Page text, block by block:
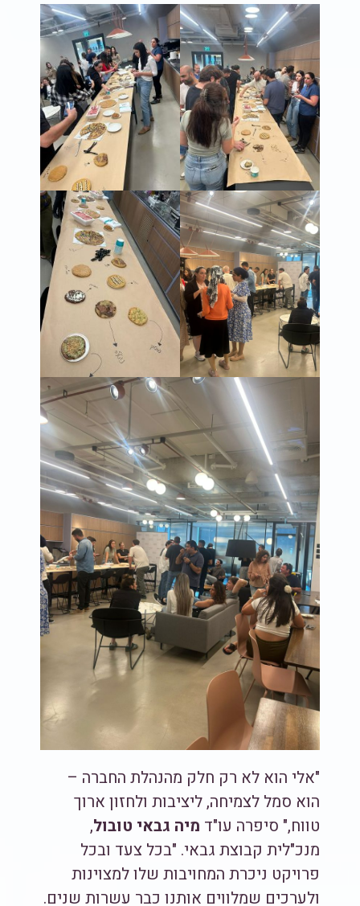
"אלי הוא לא רק חלק מהנהלת החברה –
הוא סמל לצמיחה, ליציבות ולחזון ארוך
טווח," סיפרה עו"ד מיה גבאי טובול,
מנכ"לית קבוצת גבאי. "בכל צעד ובכל
פרויקט ניכרת המחויבות שלו למצוינות
ולערכים שמלווים אותנו כבר עשרות שנים.